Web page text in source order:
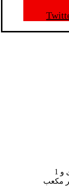
3 دستگاه بچینگ لیپهر(2دستگاه 1متری و 1
با توان تولید 150 متر مکعب